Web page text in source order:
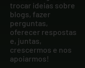
trocar ideias sobre
blogs, fazer
perguntas,
oferecer respostas
e, juntas,
crescermos e nos
apoiarmos!